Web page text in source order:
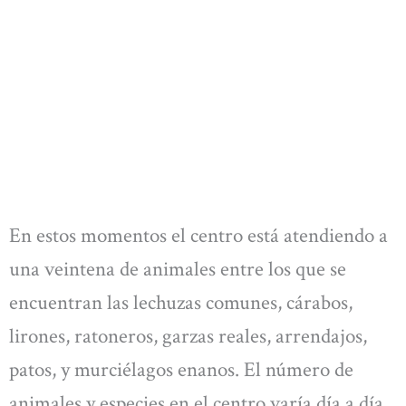
En estos momentos el centro está atendiendo a
una veintena de animales entre los que se
encuentran las lechuzas comunes, cárabos,
lirones, ratoneros, garzas reales, arrendajos,
patos, y murciélagos enanos. El número de